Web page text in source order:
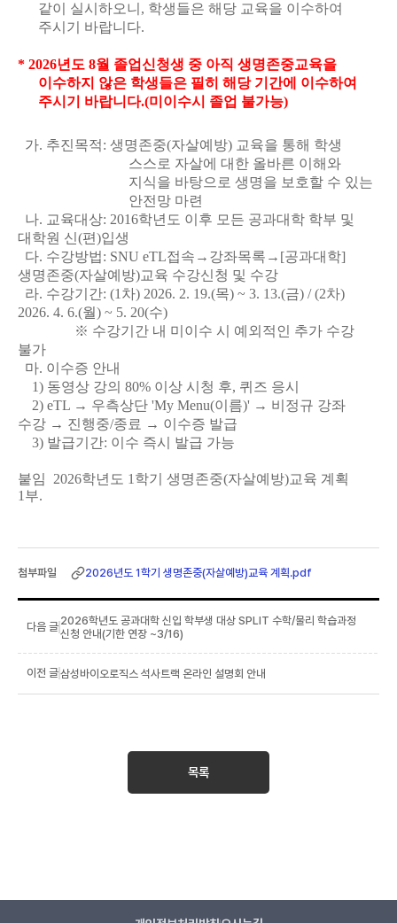
같이 실시하오니, 학생들은해당 교육을 이수하여
주시기 바랍니다.
* 2026년도 8월 졸업신청생 중 아직 생명존중교육을
이수하지 않은 학생들은 필히 해당 기간에 이수하여
주시기 바랍니다.(미이수시 졸업 불가능)
가. 추진목적: 생명존중(자살예방) 교육을 통해 학생
스스로 자살에 대한 올바른 이해와
지식을 바탕으로 생명을 보호할 수 있는
안전망 마련
나. 교육대상: 2016학년도 이후 모든 공과대학 학부 및
대학원 신(편)입생
다. 수강방법: SNU eTL접속→강좌목록→[공과대학]
생명존중(자살예방)교육 수강신청 및 수강
라. 수강기 간: (1차) 2026. 2. 19.(목) ~ 3. 13.(금) /(2차)
2026. 4. 6.(월) ~ 5. 20(수)
※ 수강기간 내 미이수 시 예외적인 추가 수강
불가
마. 이수증 안내
1) 동영상 강의 80% 이상 시청 후, 퀴즈 응시
2) eTL → 우측상단 'My Menu(이름)' → 비정규 강좌
수강 → 진행중/종료 → 이수증 발급
3) 발급기간: 이수 즉시 발급 가능
붙임 2026학년도 1학기 생명존중(자살예방)교육 계획
1부.
2026년도 1학기 생명존중(자살예방)교육 계획.pdf
2026학년도 공과대학 신입 학부생 대상 SPLIT 수학/물리 학습과정
신청 안내(기한 연장 ~3/16)
삼성바이오로직스 석사트랙 온라인 설명회 안내
목록